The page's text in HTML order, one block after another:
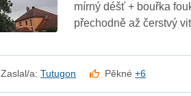
mírný déšť + bouřka
přechodně až čerstvý
Zaslal/a:Tutugon Pěkné+6